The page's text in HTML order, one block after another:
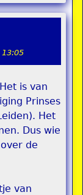
13:05
is van
Prinses
Het
Dus wie
de
van